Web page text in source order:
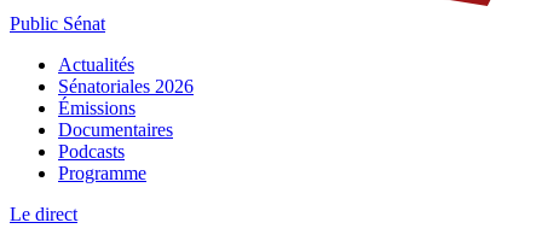
Public Sénat
Actualités
Sénatoriales 2026
Émissions
Documentaires
Podcasts
Programme
Le direct